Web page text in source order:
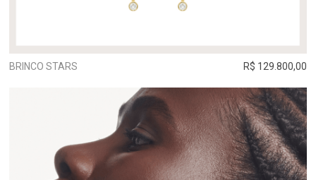
BRINCO STARS R$ 129.800,00